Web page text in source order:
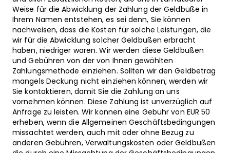
Weise für die Abwicklung der Zahlung der Geldbuße in
Ihrem Namen entstehen, es sei denn, Sie können
nachweisen, dass die Kosten für solche Leistungen, die
wir für die Abwicklung solcher Geldbußen erbracht
haben, niedriger waren. Wir werden diese Geldbußen
und Gebühren von der von Ihnen gewählten
Zahlungsmethode einziehen. Sollten wir den Geldbetrag
mangels Deckung nicht einziehen können, werden wir
Sie kontaktieren, damit Sie die Zahlung an uns
vornehmen können. Diese Zahlung ist unverzüglich auf
Anfrage zu leisten. Wir können eine Gebühr von EUR 50
erheben, wenn die Allgemeinen Geschäftsbedingungen
missachtet werden, auch mit oder ohne Bezug zu
anderen Gebühren, Verwaltungskosten oder Geldbußen